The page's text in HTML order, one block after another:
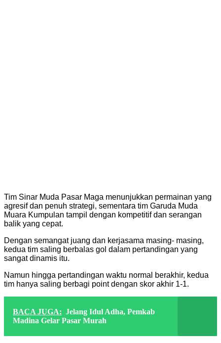
Tim Sinar Muda Pasar Maga menunjukkan permainan yang
agresif dan penuh strategi, sementara tim Garuda Muda
Muara Kumpulan tampil dengan kompetitif dan serangan
balik yang cepat.
Dengan semangat juang dan kerjasama masing- masing,
kedua tim saling berbalas gol dalam pertandingan yang
sangat dinamis itu.
Namun hingga pertandingan waktu normal berakhir, kedua
tim hanya saling berbagi point dengan skor akhir 1-1.
BACA JUGA: Jelang Idul Adha, Pemkab
Madina Gelar Pasar Murah